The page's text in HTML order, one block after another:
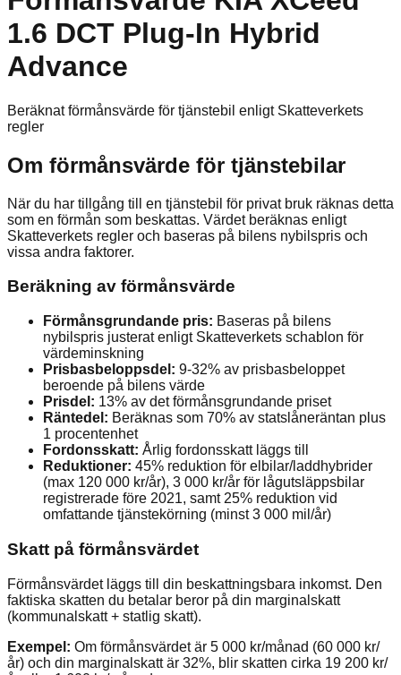
1.6 DCT Plug-In Hybrid
Advance
Beräknat förmånsvärde för tjänstebil enligt Skatteverkets
regler
Om förmånsvärde för tjänstebilar
När du har tillgång till en tjänstebil för privat bruk räknas detta
som en förmån som beskattas. Värdet beräknas enligt
Skatteverkets regler och baseras på bilens nybilspris och
vissa andra faktorer.
Beräkning av förmånsvärde
Förmånsgrundande pris: Baseras på bilens
nybilspris justerat enligt Skatteverkets schablon för
värdeminskning
Prisbasbeloppsdel: 9-32% av prisbasbeloppet
beroende på bilens värde
Prisdel: 13% av det förmånsgrundande priset
Räntedel: Beräknas som 70% av statslåneräntan plus
1 procentenhet
Fordonsskatt: Årlig fordonsskatt läggs till
Reduktioner: 45% reduktion för elbilar/laddhybrider
(max 120 000 kr/år), 3 000 kr/år för lågutsläppsbilar
registrerade före 2021, samt 25% reduktion vid
omfattande tjänstekörning (minst 3 000 mil/år)
Skatt på förmånsvärdet
Förmånsvärdet läggs till din beskattningsbara inkomst. Den
faktiska skatten du betalar beror på din marginalskatt
(kommunalskatt + statlig skatt).
Exempel: Om förmånsvärdet är 5 000 kr/månad (60 000 kr/
år) och din marginalskatt är 32%, blir skatten cirka 19 200 kr/